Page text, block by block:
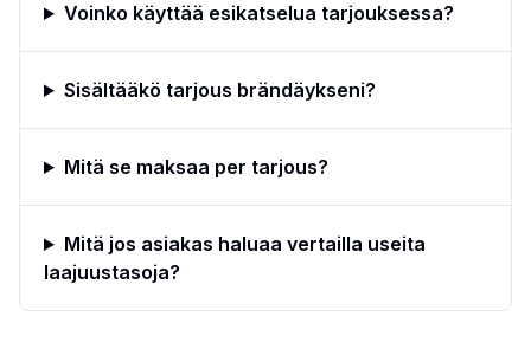
Voinko käyttää esikatselua tarjouksessa?
Sisältääkö tarjous brändäykseni?
Mitä se maksaa per tarjous?
Mitä jos asiakas haluaa vertailla useita
laajuustasoja?